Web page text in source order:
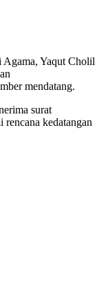
Agama, Yaqut Cholil
mendatang.
surat
rencana kedatangan